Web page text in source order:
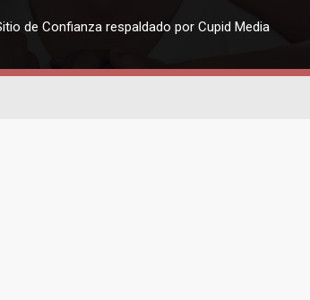
de Confianza respaldado por Cupid Media